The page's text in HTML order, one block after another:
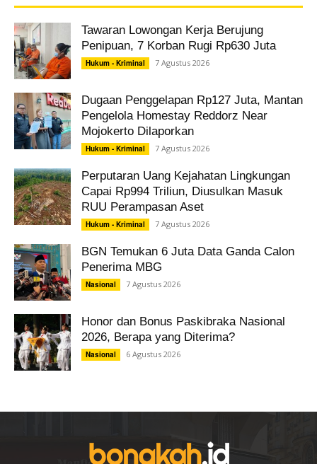
Tawaran Lowongan Kerja Berujung
Penipuan, 7 Korban Rugi Rp630 Juta
Hukum - Kriminal 7 Agustus 2026
Dugaan Penggelapan Rp127 Juta, Mantan
Pengelola Homestay Reddorz Near
Mojokerto Dilaporkan
Hukum - Kriminal 7 Agustus 2026
Perputaran Uang Kejahatan Lingkungan
Capai Rp994 Triliun, Diusulkan Masuk
RUU Perampasan Aset
Hukum - Kriminal 7 Agustus 2026
BGN Temukan 6 Juta Data Ganda Calon
Penerima MBG
Nasional 7 Agustus 2026
Honor dan Bonus Paskibraka Nasional
2026, Berapa yang Diterima?
Nasional 6 Agustus 2026